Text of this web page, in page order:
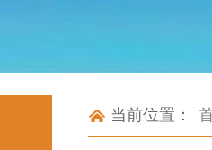
当前位置：